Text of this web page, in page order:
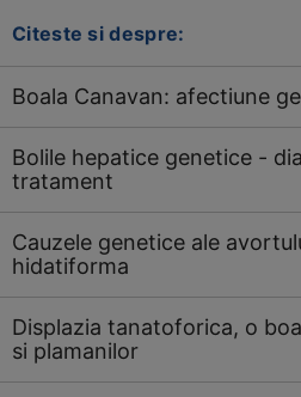
Citeste si despre:
Boala Canavan: afectiune
Bolile hepatice genetice -
tratament
Cauzele genetice ale
hidatiforma
Displazia tanatoforica, o
si plamanilor